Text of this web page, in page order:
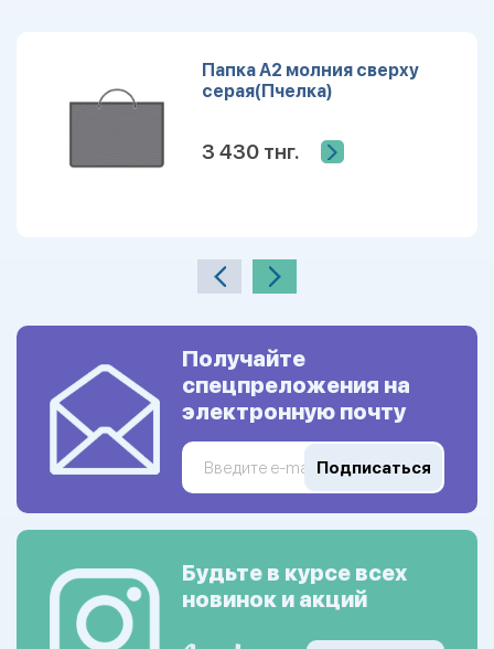
Папка А2 молния сверху
серая(Пчелка)
3 430 тнг.
Получайте
спецпреложения на
электронную почту
Подписаться
Будьте в курсе всех
новинок и акций